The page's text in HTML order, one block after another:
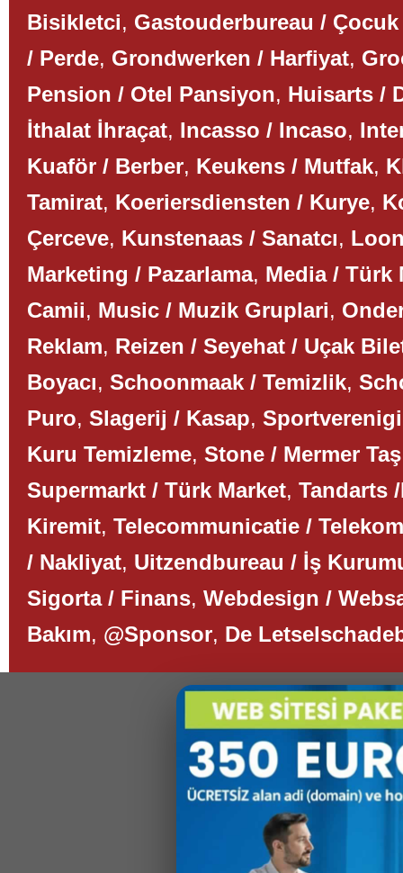
Bisikletci, Gastouderbureau / Çocuk
/ Perde, Grondwerken / Harfiyat,
Pension / Otel Pansiyon, Huisarts /
İthalat İhraçat, Incasso / Incaso,
Kuaför / Berber, Keukens / Mutfak,
Tamirat, Koeriersdiensten / Kurye,
Çerceve, Kunstenaas / Sanatcı,
Marketing / Pazarlama, Media / Türk
Camii, Music / Muzik Gruplari,
Reklam, Reizen / Seyehat / Uçak
Boyacı, Schoonmaak / Temizlik,
Puro, Slagerij / Kasap,
Kuru Temizleme, Stone / Mermer Taş
Supermarkt / Türk Market, Tandarts
Kiremit, Telecommunicatie / Telekom
/ Nakliyat, Uitzendbureau / İş
Sigorta / Finans, Webdesign /
Bakım, @Sponsor, De